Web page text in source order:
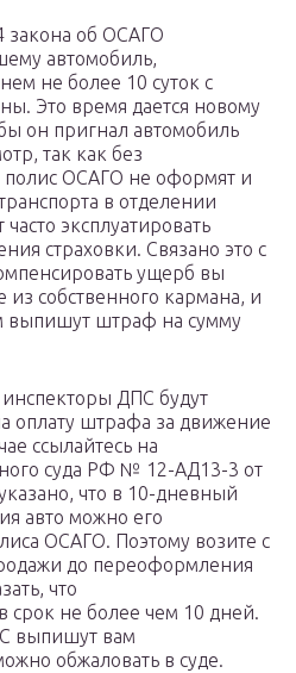
закона об ОСАГО
автомобиль,
не более 10 суток с
Это время дается новому
он пригнал автомобиль
так как без
полис ОСАГО не оформят и
в отделении
эксплуатировать
страховки. Связано это с
ущерб вы
собственного кармана, и
выпишут штраф на сумму
ДПС будут
оплату штрафа за движение
ссылайтесь на
суда РФ № 12-АД13-3 от
что в 10-дневный
авто можно его
ОСАГО. Поэтому возите с
до переоформления
что
срок не более чем 10 дней.
выпишут вам
обжаловать в суде.